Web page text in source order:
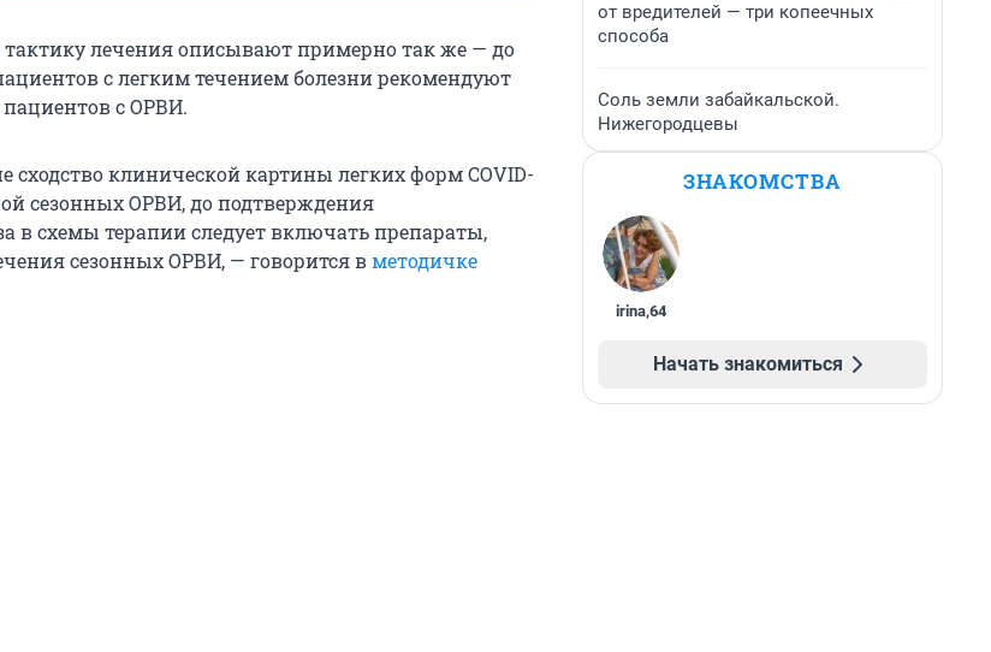
лечения описывают примерно так же — до
с легким течением болезни рекомендуют
с ОРВИ.
клинической картины легких форм COVID-
сезонных ОРВИ, до подтверждения
в схемы терапии следует включать препараты,
сезонных ОРВИ, — говорится вметодичке
от вредителей — три копеечных
способа
Соль земли забайкальской.
Нижегородцевы
ЗНАКОМСТВА
irina,64
Начать знакомиться